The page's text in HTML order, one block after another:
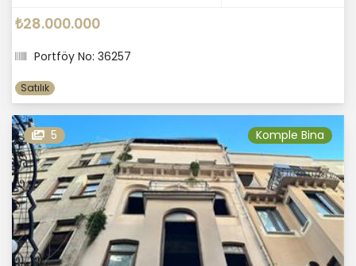
₺28.000.000
Portföy No: 36257
Satılık
5 Komple Bina